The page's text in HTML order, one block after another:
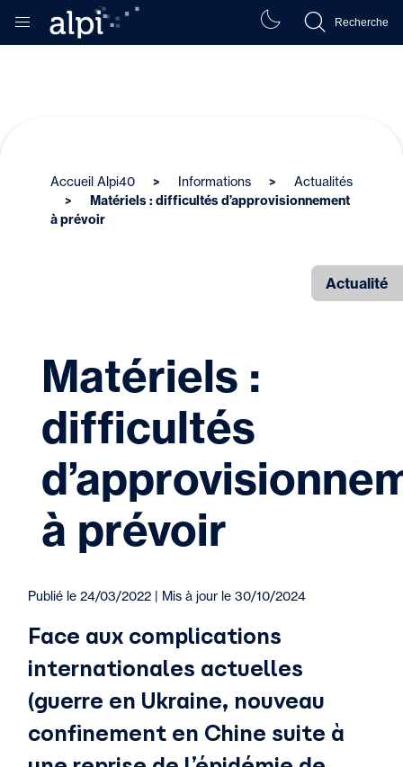
Recherche
Accueil Alpi40 Informations Actualités
Matériels : difficultés d’approvisionnement
à prévoir
Actualité
Matériels :
difficultés
à prévoir
Publié le 24/03/2022 | Mis à jour le 30/10/2024
Face aux complications
internationales actuelles
(guerre en Ukraine, nouveau
confinement en Chine suite à